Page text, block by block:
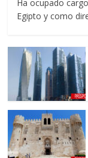
Ha ocupado
Egipto y como